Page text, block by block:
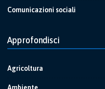
Comunicazioni sociali
Approfondisci
Agricoltura
Ambiente